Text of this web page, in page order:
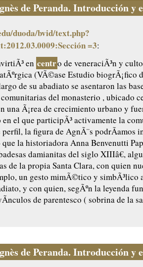
de Peranda. Introducción y
duoda/bvid/text.php?
=3:
en centro de veneraciÃ³n y
(VÃ©ase Estudio biogrÃ¡fico
de su abadiato se asentaron las
del monasterio , ubicado
una Ã¡rea de crecimiento urbano y
en el que participÃ³ activamente la
perfil, la figura de AgnÃ¨s podrÃ­amos
la historiadora Anna Benvenutti
damianitas del siglo XIIIâ€,
de la propia Santa Clara, con quien
un gesto mimÃ©tico y simbÃ³lico
y con quien, segÃºn la leyenda
de parentesco ( sobrina de la
de Peranda. Introducción y